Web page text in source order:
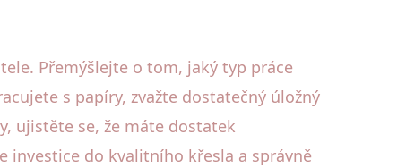
Přemýšlejte o tom, jaký typ práce
s papíry, zvažte dostatečný úložný
ujistěte se, že máte dostatek
investice do kvalitního křesla a správně